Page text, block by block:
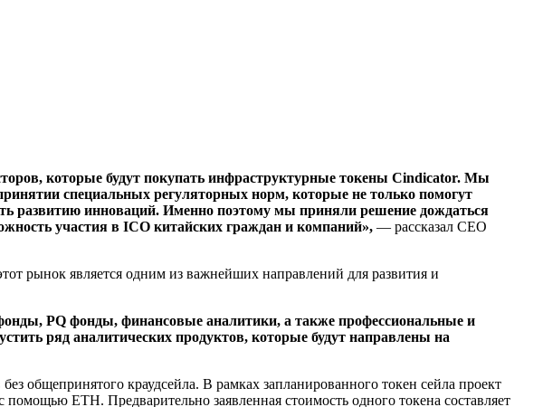
которые будут покупать инфраструктурные токены Cindicator. Мы
специальных регуляторных норм, которые не только помогут
развитию инноваций. Именно поэтому мы приняли решение дождаться
участия в ICO китайских граждан и компаний», — рассказал СЕО
рынок является одним из важнейших направлений для развития и
PQ фонды, финансовые аналитики, а также профессиональные и
ряд аналитических продуктов, которые будут направлены на
общепринятого краудсейла. В рамках запланированного токен сейла проект
ETH. Предварительно заявленная стоимость одного токена составляет